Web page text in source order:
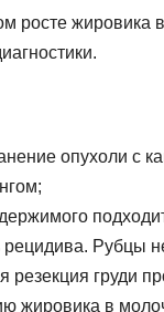
росте жировика
опухоли с
рецидива. Рубцы
резекция груди
жировика в